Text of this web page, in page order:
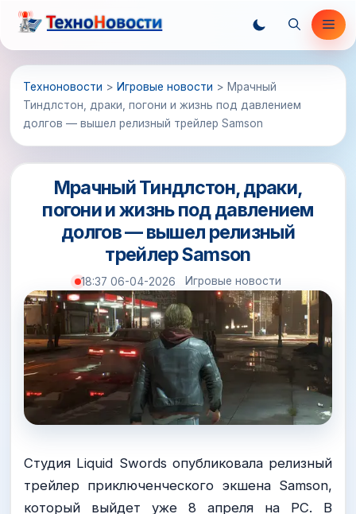
Перейти
содержимому
Техноновости > Игровые новости > Мрачный
Тиндлстон, драки, погони и жизнь под давлением
долгов — вышел релизный трейлер Samson
Мрачный Тиндлстон, драки,
погони и жизнь под давлением
долгов — вышел релизный
трейлер Samson
18:37 06-04-2026 Игровые новости
Студия Liquid Swords опубликовала релизный
трейлер приключенческого экшена Samson,
который выйдет уже 8 апреля на PC. В